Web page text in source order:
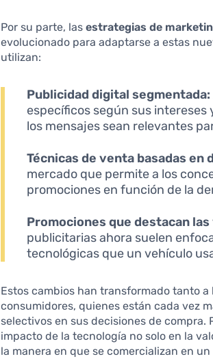
Por su parte, lasestrategias de
evolucionado para adaptarse a estas
utilizan:
Publicidad digital segmentada:
específicos según sus
los mensajes sean relevantes
Técnicas de venta basadas en
mercado que permite a los
promociones en función de la
Promociones que destacan
publicitarias ahora suelen
tecnológicas que un vehículo
Estos cambios han transformado tanto a
consumidores, quienes están cada vez
selectivos en sus decisiones de compra.
impacto de la tecnología no solo en la
la manera en que se comercializan en